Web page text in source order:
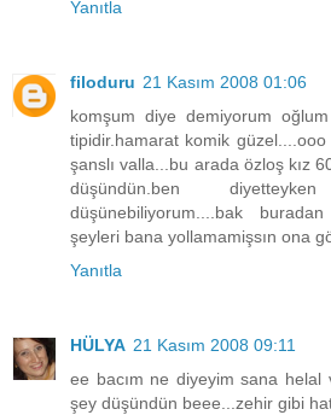
Yanıtla
filoduru 21 Kasım 2008 01:06
komşum diye demiyorum
tipidir.hamarat komik
şanslı valla...bu arada özloş kız
düşündün.ben
düşünebiliyorum....bak
şeyleri bana yollamamişsın ona
Yanıtla
HÜLYA 21 Kasım 2008 09:11
ee bacım ne diyeyim sana
şey düşündün beee...zehir gibi